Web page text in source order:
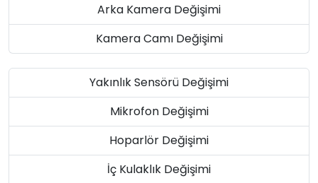
Arka Kamera Değişimi
Kamera Camı Değişimi
Yakınlık Sensörü Değişimi
Mikrofon Değişimi
Hoparlör Değişimi
İç Kulaklık Değişimi